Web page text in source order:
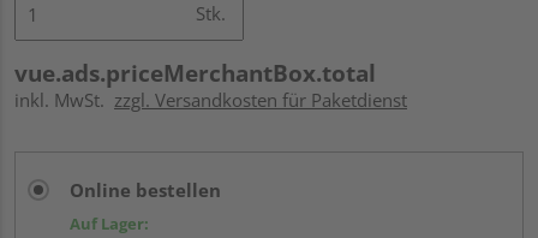
Stk.
vue.ads.priceMerchantBox.total
inkl. MwSt. zzgl. Versandkosten für Paketdienst
Online bestellen
Auf Lager: